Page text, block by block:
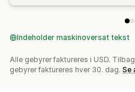
Indeholder maskinoversat tekst
Alle gebyrer faktureres i USD.
gebyrer faktureres hver 30. dag. Se